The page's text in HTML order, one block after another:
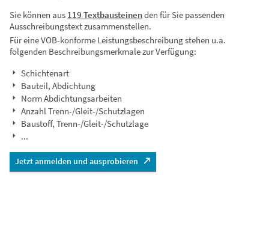
Sie können aus 119 Textbausteinenden für Sie passenden
Ausschreibungstext zusammenstellen.
Für eine VOB-konforme Leistungsbeschreibung stehen u.a.
folgenden Beschreibungsmerkmale zur Verfügung:
Schichtenart
Bauteil, Abdichtung
Norm Abdichtungsarbeiten
Anzahl Trenn-/Gleit-/Schutzlagen
Baustoff, Trenn-/Gleit-/Schutzlage
...
Jetzt anmelden und ausprobieren